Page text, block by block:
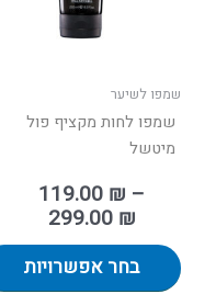
שמפו לשיער
שמפו לחות מקציף פול
מיטשל
119.00 ₪ –
299.00 ₪
בחר אפשרויות